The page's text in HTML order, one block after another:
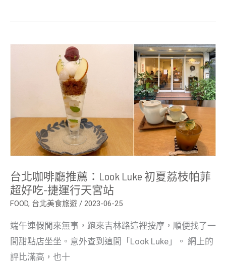
台北咖啡廳推薦：Look Luke 初夏荔枝帕菲
超好吃-捷運行天宮站
FOOD, 台北美食旅遊 / 2023-06-25
端午連假閒來無事，跑來吉林路這裡按摩，順便找了一
間甜點店坐坐。意外查到這間「Look Luke」。 網上的
評比滿高，也十
台
Luke
帕
超
好
吃-
捷
天
宮
站